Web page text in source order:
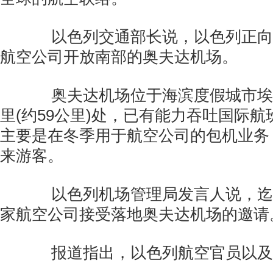
以色列交通部长说，以色列正向
航空公司开放南部的奥夫达机场。
奥夫达机场位于海滨度假城市埃
里(约59公里)处，已有能力吞吐国际航
主要是在冬季用于航空公司的包机业
来游客。
以色列机场管理局发言人说，迄
家航空公司接受落地奥夫达机场的邀请
报道指出，以色列航空官员以及